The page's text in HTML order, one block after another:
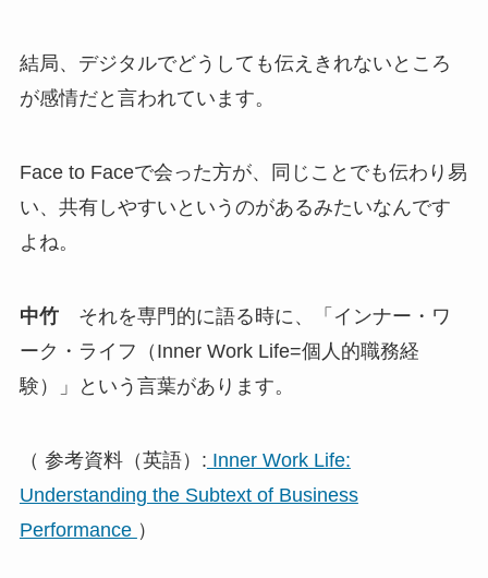
結局、デジタルでどうしても伝えきれないところ
が感情だと言われています。
Face to Faceで会った方が、同じことでも伝わり易
い、共有しやすいというのがあるみたいなんです
よね。
中竹それを専門的に語る時に、「インナー・ワ
ーク・ライフ（Inner Work Life=個人的職務経
験）」という言葉があります。
（ 参考資料（英語）: Inner Work Life:
Understanding the Subtext of Business
Performance ）